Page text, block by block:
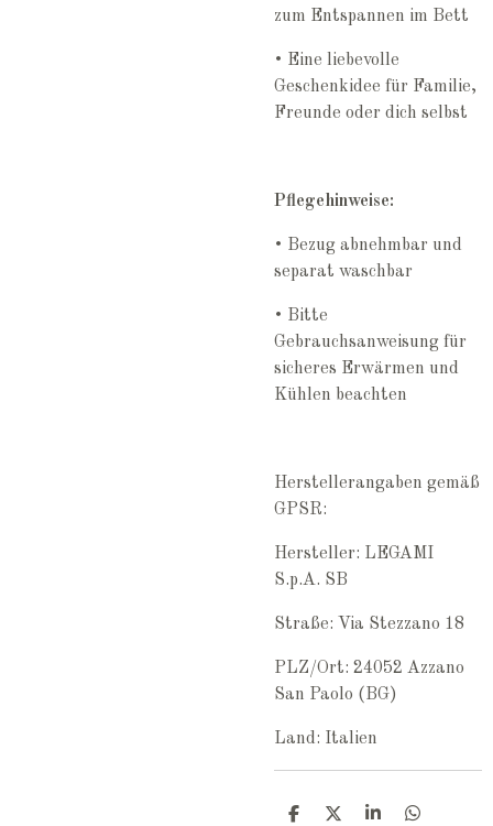
zum Entspannen im Bett
• Eine liebevolle
Geschenkidee für Familie,
Freunde oder dich selbst
Pflegehinweise:
• Bezug abnehmbar und
separat waschbar
• Bitte
Gebrauchsanweisung für
sicheres Erwärmen und
Kühlen beachten
Herstellerangaben gemäß
GPSR:
Hersteller: LEGAMI
S.p.A. SB
Straße: Via Stezzano 18
PLZ/Ort: 24052 Azzano
San Paolo (BG)
Land: Italien
T
T
T
T